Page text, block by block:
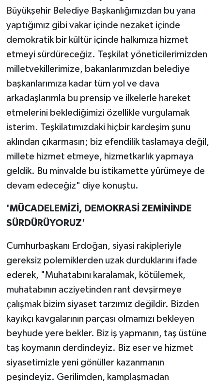
Büyükşehir Belediye Başkanlığımızdan bu yana
yaptığımız gibi vakar içinde nezaket içinde
demokratik bir kültür içinde halkımıza hizmet
etmeyi sürdüreceğiz. Teşkilat yöneticilerimizden
milletvekillerimize, bakanlarımızdan belediye
başkanlarımıza kadar tüm yol ve dava
arkadaşlarımla bu prensip ve ilkelerle hareket
etmelerini beklediğimizi özellikle vurgulamak
isterim. Teşkilatımızdaki hiçbir kardeşim şunu
aklından çıkarmasın; biz efendilik taslamaya değil,
millete hizmet etmeye, hizmetkarlık yapmaya
geldik. Bu minvalde bu istikamette yürümeye de
devam edeceğiz" diye konuştu.
'MÜCADELEMİZİ, DEMOKRASİ ZEMİNİNDE
SÜRDÜRÜYORUZ'
Cumhurbaşkanı Erdoğan, siyasi rakipleriyle
gereksiz polemiklerden uzak durduklarını ifade
ederek, "Muhatabını karalamak, kötülemek,
muhatabının acziyetinden rant devşirmeye
çalışmak bizim siyaset tarzımız değildir. Bizden
kayıkçı kavgalarının parçası olmamızı bekleyen
beyhude yere bekler. Biz iş yapmanın, taş üstüne
taş koymanın derdindeyiz. Biz eser ve hizmet
siyasetimizle yeni gönüller kazanmanın
peşindeyiz. Gerilimden, kamplaşmadan